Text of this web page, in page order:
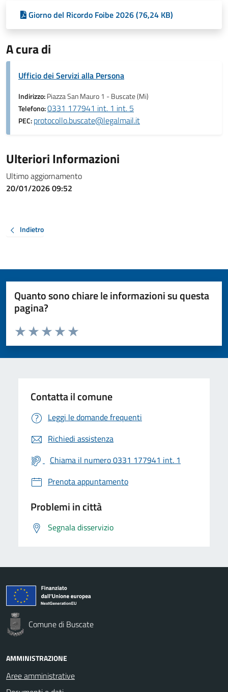
Giorno del Ricordo Foibe 2026 (76,24 KB)
A cura di
Ufficio dei Servizi alla Persona
Indirizzo:Piazza San Mauro 1 - Buscate (Mi)
Telefono:0331 177941 int. 1 int. 5
PEC:protocollo.buscate@legalmail.it
Ulteriori Informazioni
Ultimo aggiornamento
20/01/2026 09:52
Indietro
Quanto sono chiare le informazioni su questa
pagina?
Valuta da 1 a 5 stelle la pagina
Valuta 5 stelle su 5
Valuta 4 stelle su 5
Valuta 3 stelle su 5
Valuta 2 stelle su 5
Valuta 1 stelle su 5
Contatta il comune
Leggi le domande frequenti
Richiedi assistenza
Chiama il numero 0331 177941 int. 1
Prenota appuntamento
Problemi in città
Segnala disservizio
Comune di Buscate
AMMINISTRAZIONE
Aree amministrative